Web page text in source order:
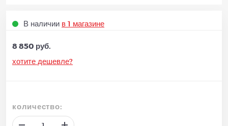
В наличии в 1 магазине
8 850 руб.
хотите дешевле?
количество: